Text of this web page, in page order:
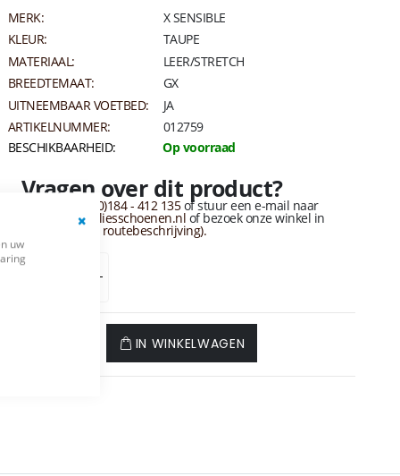
Close
uw
MERK:
X SENSIBLE
KLEUR:
TAUPE
MATERIAAL:
LEER/STRETCH
BREEDTEMAAT:
GX
UITNEEMBAAR VOETBED:
JA
ARTIKELNUMMER:
012759
BESCHIKBAARHEID:
Op voorraad
Vragen over dit product?
+31 (0)184 - 412 135of stuur een e-mail naar
info@vandervliesschoenen.nl of bezoek onze winkel in
sliedrecht(Zie routebeschrijving).
IN WINKELWAGEN